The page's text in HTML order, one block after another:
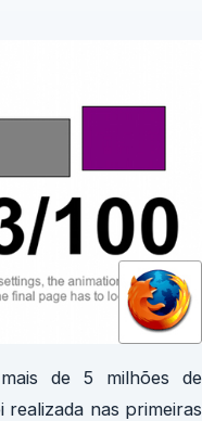
de 5 milhões de
realizada nas primeiras